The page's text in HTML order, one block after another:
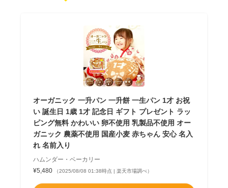
オーガニック 一升パン 一升餅 一生パン 1才 お祝
い 誕生日 1歳 1才 記念日 ギフト プレゼント ラッ
ピング無料 かわいい 卵不使用 乳製品不使用 オー
ガニック 農薬不使用 国産小麦 赤ちゃん 安心 名入
れ 名前入り
ハムンダー・ベーカリー
¥5,480
（2025/08/08 01:38時点 | 楽天市場調べ）